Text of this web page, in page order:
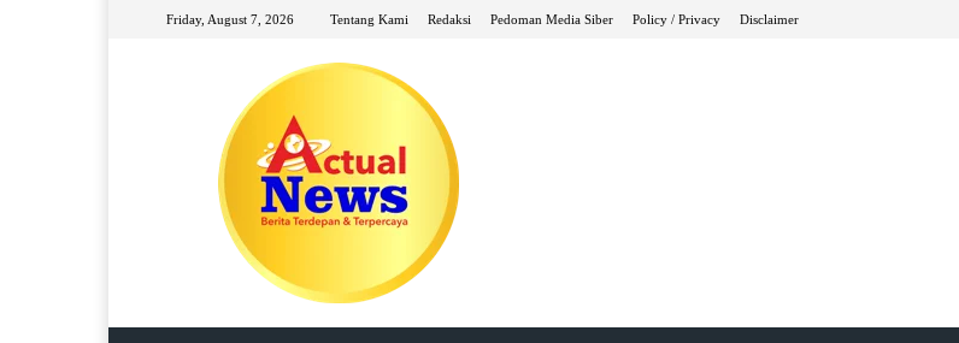
Friday, August 7, 2026 Tentang Kami Redaksi Pedoman Media Siber Policy / Privacy Disclaimer